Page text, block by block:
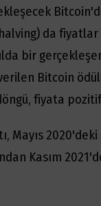
da
bir
Bitcoin
fiyata pozitif
Mayıs
Kasım